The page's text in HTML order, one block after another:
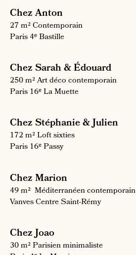
Chez Anton
27 m²Contemporain
Paris 4ᵉBastille
Chez Sarah & Édouard
250 m²Art déco contemporain
Paris 16ᵉLa Muette
Chez Stéphanie & Julien
172 m²Loft sixties
Paris 16ᵉPassy
Chez Marion
49 m² Méditerranéen contemporain
VanvesCentre Saint-Rémy
Chez Joao
30 m²Parisien minimaliste